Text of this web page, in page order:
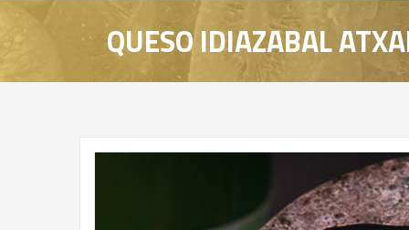
Agua, Refrescos y Zumos
Directo a la mesa
QUESO IDIAZABAL